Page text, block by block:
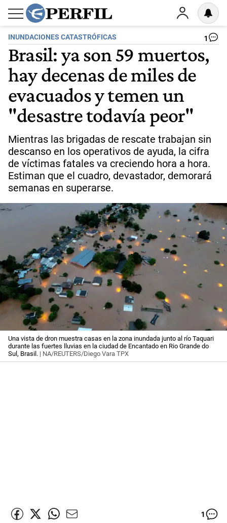
INUNDACIONES CATASTRÓFICAS 1
Brasil: ya son 59 muertos,
hay decenas de miles de
evacuados y temen un
"desastre todavía peor"
Mientras las brigadas de rescate trabajan sin
descanso en los operativos de ayuda, la cifra
de víctimas fatales va creciendo hora a hora.
Estiman que el cuadro, devastador, demorará
semanas en superarse.
Una vista de dron muestra casas en la zona inundada junto al río Taquari
durante las fuertes lluvias en la ciudad de Encantado en Rio Grande do
Sul, Brasil. | NA/REUTERS/Diego Vara TPX
1